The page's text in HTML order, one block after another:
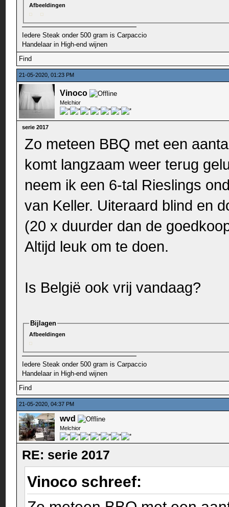
Afbeeldingen
Iedere Steak onder 500 gram is Carpaccio
Handelaar in High-end wijnen
Find
21-05-2020, 01:23 PM
Vinoco
Melchior
serie 2017
Zo meteen BBQ met een
komt langzaam weer terug
neem ik een 6-tal Rieslings
van Keller. Uiteraard blind en
(20 x duurder dan de
Altijd leuk om te doen.
Is België ook vrij vandaag?
Bijlagen
Afbeeldingen
Iedere Steak onder 500 gram is Carpaccio
Handelaar in High-end wijnen
Find
21-05-2020, 04:37 PM
wvd
Melchior
RE: serie 2017
Vinoco schreef: